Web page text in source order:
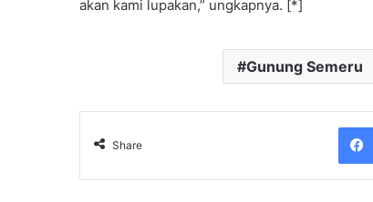
akan kami lupakan,” ungkapnya. [*]
Gunung Semeru
Share